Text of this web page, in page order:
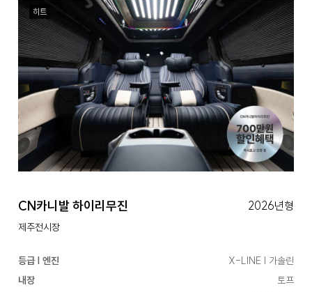
히트
CN카니발 하이리무진 2026년형
제주전시장
등급 | 엔진
X-LINE | 가솔린
내장
토프